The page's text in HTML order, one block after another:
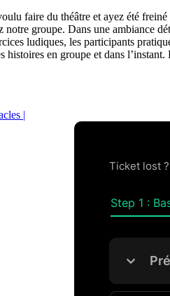
faire du théâtre et ayez été
notre groupe. Dans une ambiance
ludiques, les participants
histoires en groupe et dans
|